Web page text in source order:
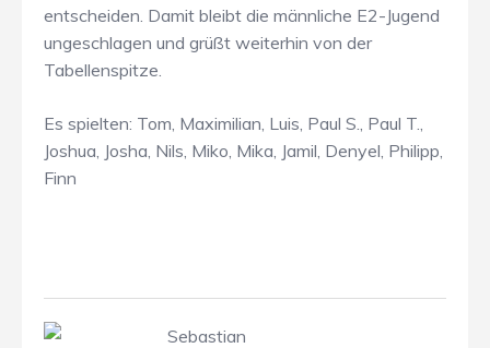
entscheiden. Damit bleibt die männliche E2-Jugend
ungeschlagen und grüßt weiterhin von der
Tabellenspitze.
Es spielten: Tom, Maximilian, Luis, Paul S., Paul T.,
Joshua, Josha, Nils, Miko, Mika, Jamil, Denyel, Philipp,
Finn
Sebastian